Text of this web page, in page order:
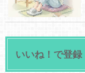
いいね！で登録